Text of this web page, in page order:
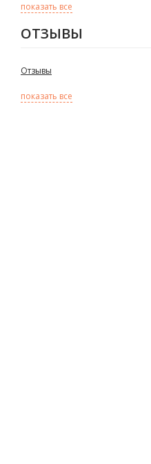
показать все
ОТЗЫВЫ
Отзывы
показать все